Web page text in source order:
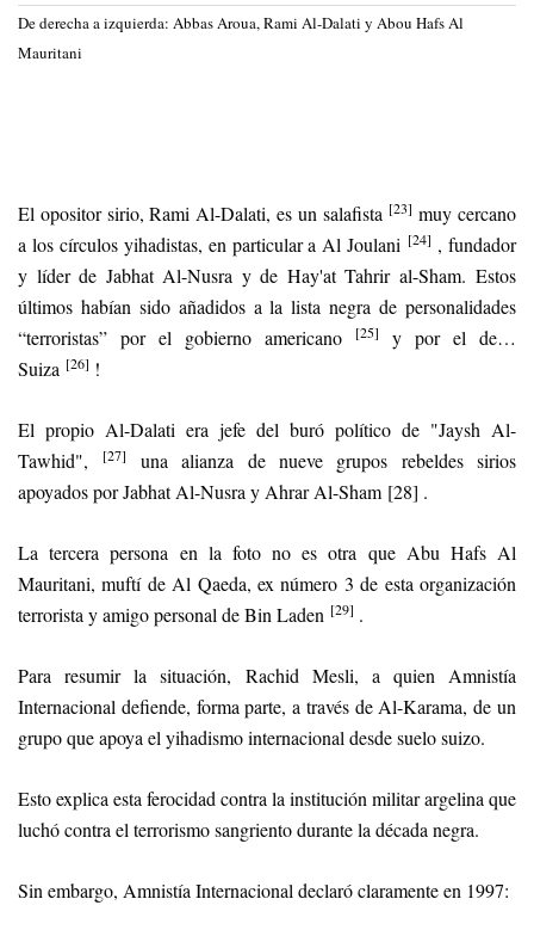
De derecha a izquierda: Abbas Aroua, Rami Al-Dalati y Abou Hafs Al
Mauritani
El opositor sirio, Rami Al-Dalati, es un salafista [23] muy cercano
a los círculos yihadistas, en particular a Al Joulani [24] , fundador
y líder de Jabhat Al-Nusra y de Hay'at Tahrir al-Sham. Estos
últimos habían sido añadidos a la lista negra de personalidades
“terroristas” por el gobierno americano
[25]
y por el de…
Suiza [26] !
El propio Al-Dalati era jefe del buró político de "Jaysh Al-
Tawhid",
[27]
una alianza de nueve grupos rebeldes sirios
apoyados por Jabhat Al-Nusra y Ahrar Al-Sham [28] .
La tercera persona en la foto no es otra que Abu Hafs Al
Mauritani, muftí de Al Qaeda, ex número 3 de esta organización
terrorista y amigo personal de Bin Laden [29] .
Para resumir la situación, Rachid Mesli, a quien Amnistía
Internacional defiende, forma parte, a través de Al-Karama, de un
grupo que apoya el yihadismo internacional desde suelo suizo.
Esto explica esta ferocidad contra la institución militar argelina que
luchó contra el terrorismo sangriento durante la década negra.
Sin embargo, Amnistía Internacional declaró claramente en 1997: